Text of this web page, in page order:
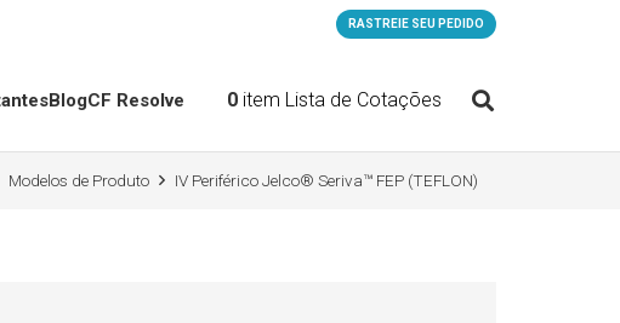
RASTREIE SEU PEDIDO
BlogCF Resolve 0 item Lista de Cotações
Modelos de Produto IV Periférico Jelco® Seriva™ FEP (TEFLON)